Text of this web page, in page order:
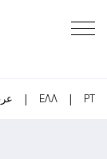
| ΕΛΛ | PT